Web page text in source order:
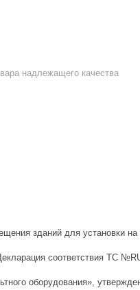
надлежащего качества
зданий для установки
соответствия ТС
оборудования»,